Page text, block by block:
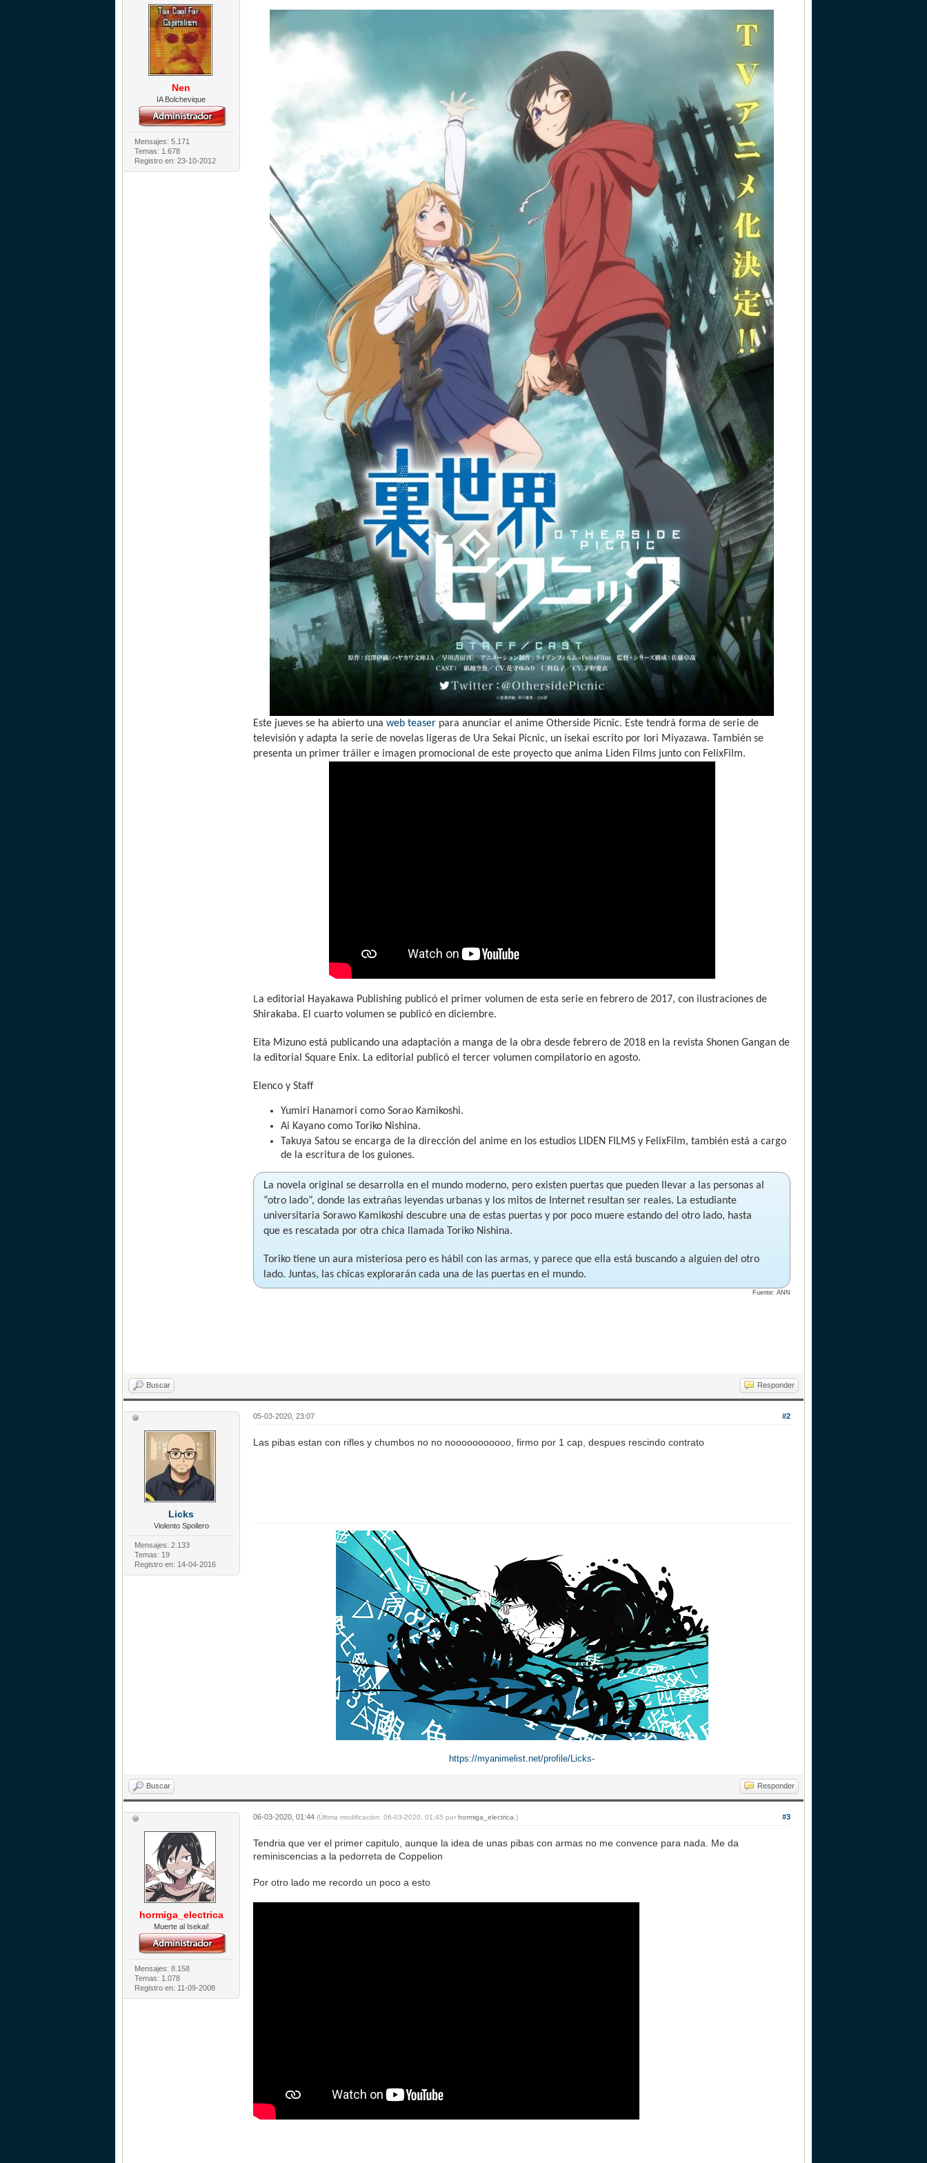
Nen
IA Bolchevique
Mensajes: 5.171
Temas: 1.678
Registro en: 23-10-2012
Este jueves se ha abierto unaweb teaser para anunciar el anime Otherside Picnic. Este tendrá forma de serie de
televisión y adapta la serie de novelas ligeras de Ura Sekai Picnic, un isekai escrito por Iori Miyazawa. También se
presenta un primer tráiler e imagen promocional de este proyecto que anima Liden Films junto con FelixFilm.
La editorial Hayakawa Publishing publicó el primer volumen de esta serie en febrero de 2017, con ilustraciones de
Shirakaba. El cuarto volumen se publicó en diciembre.
Eita Mizuno está publicando una adaptación a manga de la obra desde febrero de 2018 en la revista Shonen Gangan de
la editorial Square Enix. La editorial publicó el tercer volumen compilatorio en agosto.
Elenco y Staff
Yumiri Hanamori como Sorao Kamikoshi.
Ai Kayano como Toriko Nishina.
Takuya Satou se encarga de la dirección del anime en los estudios LIDEN FILMS y FelixFilm, también está a cargo
de la escritura de los guiones.
La novela original se desarrolla en el mundo moderno, pero existen puertas que pueden llevar a las personas al
“otro lado”, donde las extrañas leyendas urbanas y los mitos de Internet resultan ser reales. La estudiante
universitaria Sorawo Kamikoshi descubre una de estas puertas y por poco muere estando del otro lado, hasta
que es rescatada por otra chica llamada Toriko Nishina.
Toriko tiene un aura misteriosa pero es hábil con las armas, y parece que ella está buscando a alguien del otro
lado. Juntas, las chicas explorarán cada una de las puertas en el mundo.
Fuente: ANN
Buscar Responder
Licks
Violento Spoilero
Mensajes: 2.133
Temas: 19
Registro en: 14-04-2016
#2
05-03-2020, 23:07
Las pibas estan con rifles y chumbos no no nooooooooooo, firmo por 1 cap, despues rescindo contrato
https://myanimelist.net/profile/Licks-
Buscar Responder
hormiga_electrica
Muerte al Isekai!
Mensajes: 8.158
Temas: 1.078
Registro en: 11-09-2008
#3
06-03-2020, 01:44(Última modificación: 06-03-2020, 01:45 porhormiga_electrica .)
Tendria que ver el primer capitulo, aunque la idea de unas pibas con armas no me convence para nada. Me da
reminiscencias a la pedorreta de Coppelion
Por otro lado me recordo un poco a esto